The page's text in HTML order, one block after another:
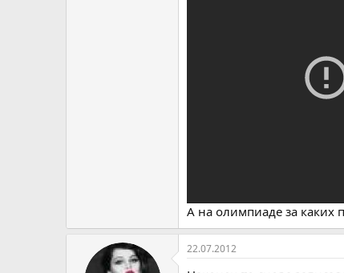
А на олимпиаде за каких
22.07.2012